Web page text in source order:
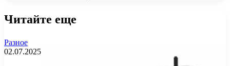
Читайте еще
Разное
02.07.2025